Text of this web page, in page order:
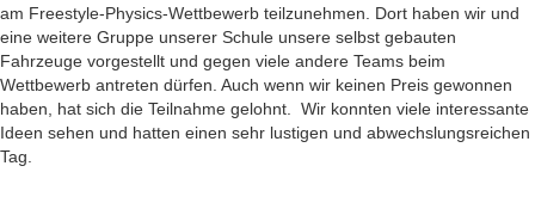
am Freestyle-Physics-Wettbewerb teilzunehmen. Dort haben wir und
eine weitere Gruppe unserer Schule unsere selbst gebauten
Fahrzeuge vorgestellt und gegen viele andere Teams beim
Wettbewerb antreten dürfen. Auch wenn wir keinen Preis gewonnen
haben, hat sich die Teilnahme gelohnt. Wir konnten viele interessante
Ideen sehen und hatten einen sehr lustigen und abwechslungsreichen
Tag.